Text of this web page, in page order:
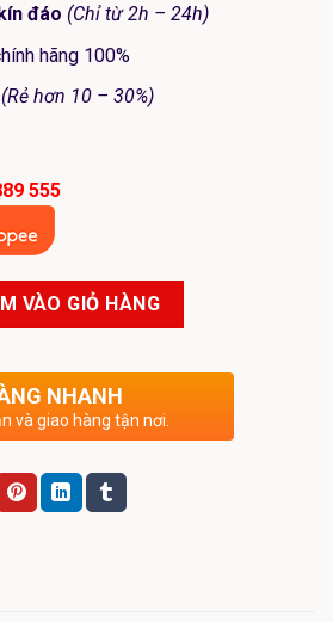
đáo (Chỉ từ 2h – 24h)
hãng 100%
(Rẻ hơn 10 – 30%)
555
Thun Lạnh Thoáng Khí Màu Xanh
VÀO GIỎ HÀNG
NHANH
và giao hàng tận nơi.